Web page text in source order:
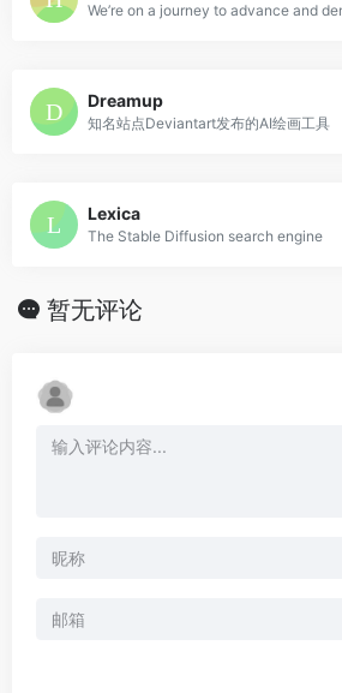
Dreamup
知名站点Deviantart发布的AI绘画工具
Lexica
The Stable Diffusion search engine
暂无评论